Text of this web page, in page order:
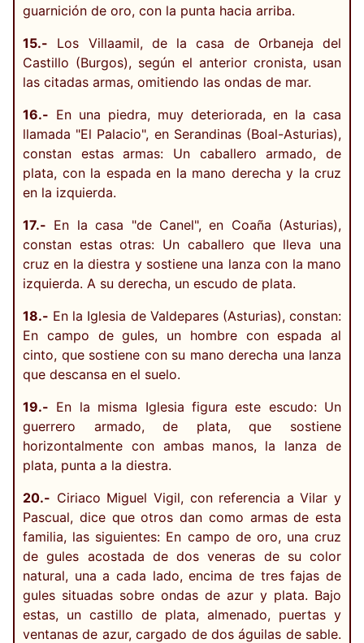
guarnición de oro, con la punta hacia arriba.
15.- Los Villaamil, de la casa de Orbaneja del
Castillo (Burgos), según el anterior cronista, usan
las citadas armas, omitiendo las ondas de mar.
16.- En una piedra, muy deteriorada, en la casa
llamada "El Palacio", en Serandinas (Boal-Asturias),
constan estas armas: Un caballero armado, de
plata, con la espada en la mano derecha y la cruz
en la izquierda.
17.- En la casa "de Canel", en Coaña (Asturias),
constan estas otras: Un caballero que lleva una
cruz en la diestra y sostiene una lanza con la mano
izquierda. A su derecha, un escudo de plata.
18.- En la Iglesia de Valdepares (Asturias), constan:
En campo de gules, un hombre con espada al
cinto, que sostiene con su mano derecha una lanza
que descansa en el suelo.
19.- En la misma Iglesia figura este escudo: Un
guerrero armado, de plata, que sostiene
horizontalmente con ambas manos, la lanza de
plata, punta a la diestra.
20.- Ciriaco Miguel Vigil, con referencia a Vilar y
Pascual, dice que otros dan como armas de esta
familia, las siguientes: En campo de oro, una cruz
de gules acostada de dos veneras de su color
natural, una a cada lado, encima de tres fajas de
gules situadas sobre ondas de azur y plata. Bajo
estas, un castillo de plata, almenado, puertas y
ventanas de azur, cargado de dos águilas de sable.